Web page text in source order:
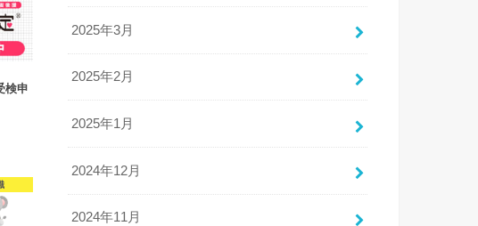
検申
2025年3月
2025年2月
2025年1月
2024年12月
2024年11月